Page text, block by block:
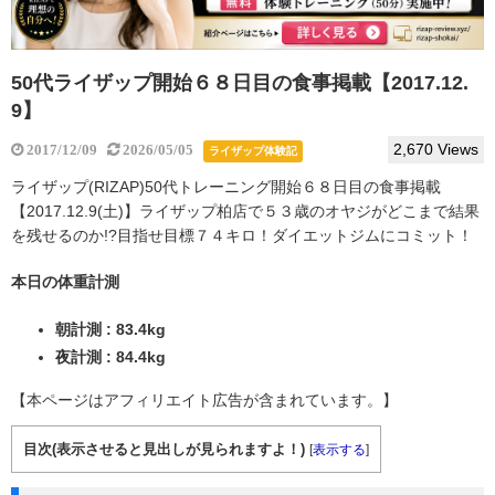
50代ライザップ開始６８日目の食事掲載【2017.12.
9】
2017/12/09 2026/05/05 ライザップ体験記 2,670 Views
ライザップ(RIZAP)50代トレーニング開始６８日目の食事掲載
【2017.12.9(土)】ライザップ柏店で５３歳のオヤジがどこまで結果
を残せるのか!?目指せ目標７４キロ！ダイエットジムにコミット！
本日の体重計測
朝計測 : 83.4kg
夜計測 : 84.4kg
【本ページはアフィリエイト広告が含まれています。】
目次(表示させると見出しが見られますよ！) [表示する]